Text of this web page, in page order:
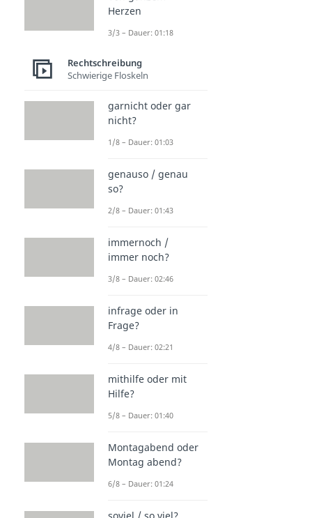
Herzen
3/3 – Dauer: 01:18
Rechtschreibung
Schwierige Floskeln
garnicht oder gar
nicht?
1/8 – Dauer: 01:03
genauso / genau
so?
2/8 – Dauer: 01:43
immernoch /
immer noch?
3/8 – Dauer: 02:46
infrage oder in
Frage?
4/8 – Dauer: 02:21
mithilfe oder mit
Hilfe?
5/8 – Dauer: 01:40
Montagabend oder
Montag abend?
6/8 – Dauer: 01:24